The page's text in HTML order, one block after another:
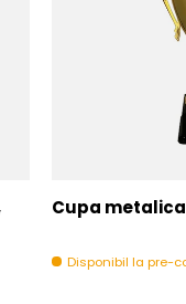
Cupa
Disponibil la pre-